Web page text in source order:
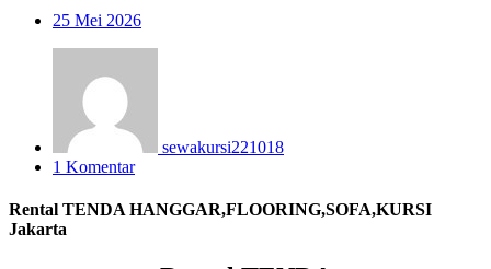
25 Mei 2026
sewakursi221018
1 Komentar
Rental TENDA HANGGAR,FLOORING,SOFA,KURSI
Jakarta